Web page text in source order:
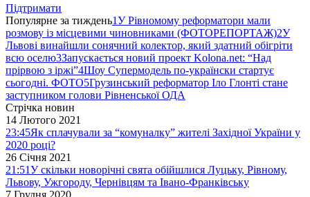
Підтримати
Популярне за тиждень1У Рівномому реформатори мали
розмову із місцевими чиновниками (ФОТОРЕПОРТАЖ)2У
Львові винайшли сонячний колектор, який здатний обігріти
всю оселю3Запускається новий проект Kolona.net: “Над
прірвою з іржі”4Шоу Супермодель по-українски стартує
сьогодні. ФОТО5Грузинський реформатор Іло Глонті стане
заступником голови Рівненської ОДА
Стрічка новин
14 Лютого 2021
23:45Як сплачували за “комуналку” жителі Західної України у
2020 році?
26 Січня 2021
21:51У скільки новорічні свята обійшлися Луцьку, Рівному,
Львову, Ужгороду, Чернівцям та Івано-Франківську
7 Грудня 2020